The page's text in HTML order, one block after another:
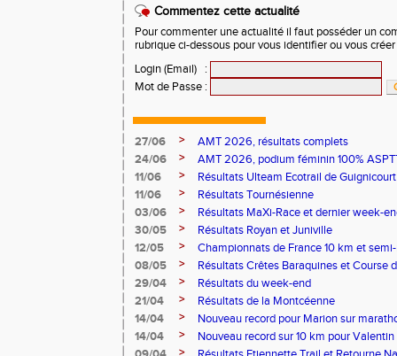
Commentez cette actualité
Pour commenter une actualité il faut posséder un
rubrique ci-dessous pour vous identifier ou vous
Login (Email)
:
Mot de Passe :
27/06 >
AMT 2026, résultats complets
24/06
>
AMT 2026, podium féminin 100%
11/06
>
Résultats Ulteam Ecotrail de Guignicourt
11/06
>
Résultats Tournésienne
03/06
>
Résultats MaXi-Race et dernier week-
30/05
>
Résultats Royan et Juniville
12/05
>
Championnats de France 10 km et
08/05
>
Résultats Crêtes Baraquines et Course
29/04
>
Résultats du week-end
21/04
>
Résultats de la Montcéenne
14/04
>
Nouveau record pour Marion sur
14/04
>
Nouveau record sur 10 km pour Valentin
>